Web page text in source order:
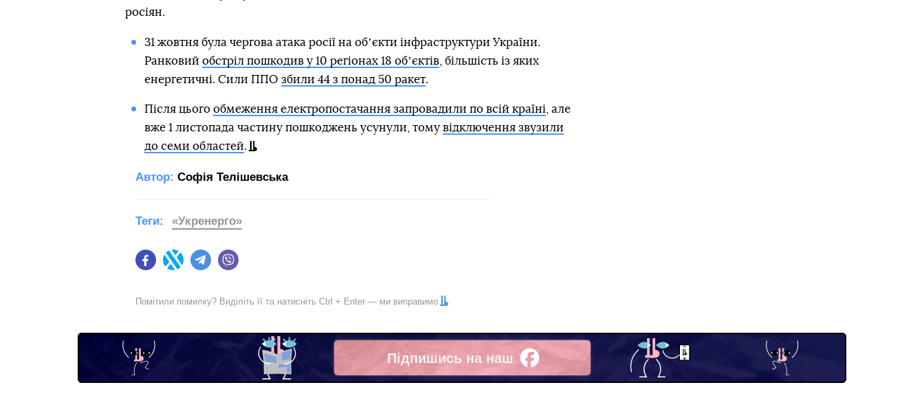
росіян.
31 жовтня була чергова атака росії на обʼєкти інфраструктури України.
Ранковий обстріл пошкодив у 10 регіонах 18 обʼєктів, більшість із яких
енергетичні. Сили ППО збили 44 з понад 50 ракет.
Після цього обмеження електропостачання запровадили по всій країні , але
вже 1 листопада частину пошкоджень усунули, тому відключення звузили
до семи областей.
Автор: Софія Телішевська
FacebookTwitter Telegram
Теги: «Укренерго»
Помітили помилку? Виділіть її та натисніть Ctrl + Enter — ми виправимо
Підпишись на наш
Facebook